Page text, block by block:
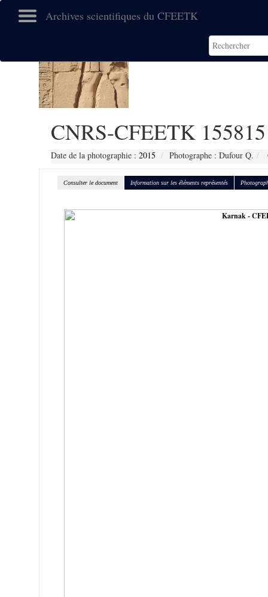
Archives scientifiques du CFEETK
CNRS-CFEETK 155815
Date de la photographie : 2015 Photographe : Dufour Q.
Consulter le document Information sur les éléments représentés